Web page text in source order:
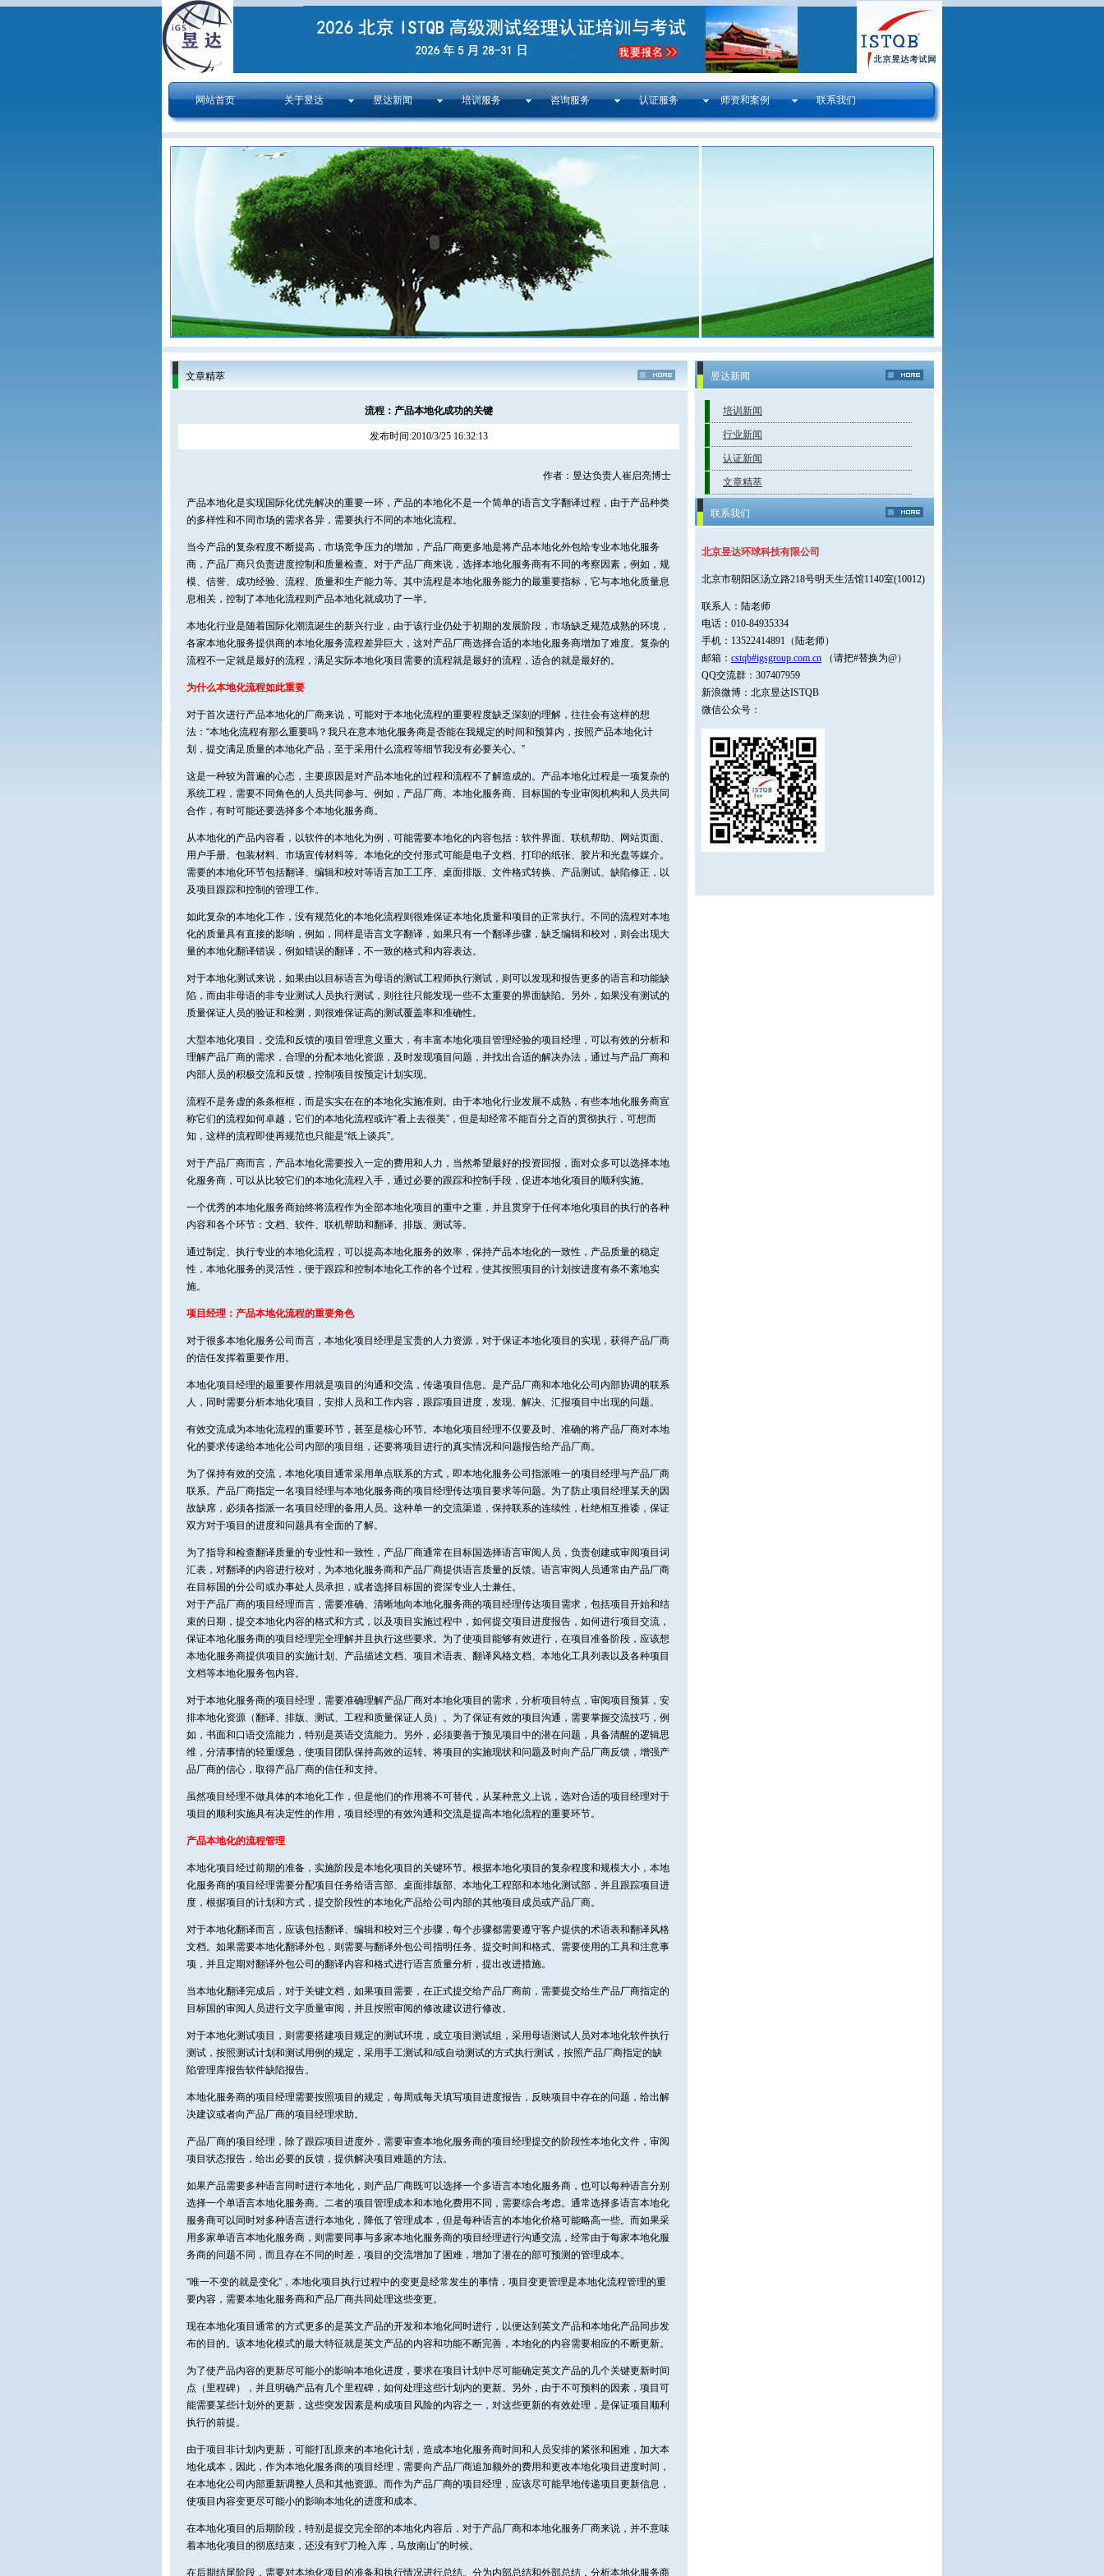
网站首页 关于昱达 昱达新闻 培训服务 咨询服务 认证服务 师资和案例 联系我们
文章精萃
流程：产品本地化成功的关键
发布时间:2010/3/25 16:32:13
作者：昱达负责人崔启亮博士
产品本地化是实现国际化优先解决的重要一环，产品的本地化不是一个简单的语言文字翻译过程，由于产品种类
的多样性和不同市场的需求各异，需要执行不同的本地化流程。
当今产品的复杂程度不断提高，市场竞争压力的增加，产品厂商更多地是将产品本地化外包给专业本地化服务
商，产品厂商只负责进度控制和质量检查。对于产品厂商来说，选择本地化服务商有不同的考察因素，例如，规
模、信誉、成功经验、流程、质量和生产能力等。其中流程是本地化服务能力的最重要指标，它与本地化质量息
息相关，控制了本地化流程则产品本地化就成功了一半。
本地化行业是随着国际化潮流诞生的新兴行业，由于该行业仍处于初期的发展阶段，市场缺乏规范成熟的环境，
各家本地化服务提供商的本地化服务流程差异巨大，这对产品厂商选择合适的本地化服务商增加了难度。复杂的
流程不一定就是最好的流程，满足实际本地化项目需要的流程就是最好的流程，适合的就是最好的。
为什么本地化流程如此重要
对于首次进行产品本地化的厂商来说，可能对于本地化流程的重要程度缺乏深刻的理解，往往会有这样的想
法：“本地化流程有那么重要吗？我只在意本地化服务商是否能在我规定的时间和预算内，按照产品本地化计
划，提交满足质量的本地化产品，至于采用什么流程等细节我没有必要关心。”
这是一种较为普遍的心态，主要原因是对产品本地化的过程和流程不了解造成的。产品本地化过程是一项复杂的
系统工程，需要不同角色的人员共同参与。例如，产品厂商、本地化服务商、目标国的专业审阅机构和人员共同
合作，有时可能还要选择多个本地化服务商。
从本地化的产品内容看，以软件的本地化为例，可能需要本地化的内容包括：软件界面、联机帮助、网站页面、
用户手册、包装材料、市场宣传材料等。本地化的交付形式可能是电子文档、打印的纸张、胶片和光盘等媒介。
需要的本地化环节包括翻译、编辑和校对等语言加工工序、桌面排版、文件格式转换、产品测试、缺陷修正，以
及项目跟踪和控制的管理工作。
如此复杂的本地化工作，没有规范化的本地化流程则很难保证本地化质量和项目的正常执行。不同的流程对本地
化的质量具有直接的影响，例如，同样是语言文字翻译，如果只有一个翻译步骤，缺乏编辑和校对，则会出现大
量的本地化翻译错误，例如错误的翻译，不一致的格式和内容表达。
对于本地化测试来说，如果由以目标语言为母语的测试工程师执行测试，则可以发现和报告更多的语言和功能缺
陷，而由非母语的非专业测试人员执行测试，则往往只能发现一些不太重要的界面缺陷。另外，如果没有测试的
质量保证人员的验证和检测，则很难保证高的测试覆盖率和准确性。
大型本地化项目，交流和反馈的项目管理意义重大，有丰富本地化项目管理经验的项目经理，可以有效的分析和
理解产品厂商的需求，合理的分配本地化资源，及时发现项目问题，并找出合适的解决办法，通过与产品厂商和
内部人员的积极交流和反馈，控制项目按预定计划实现。
流程不是务虚的条条框框，而是实实在在的本地化实施准则。由于本地化行业发展不成熟，有些本地化服务商宣
称它们的流程如何卓越，它们的本地化流程或许“看上去很美”，但是却经常不能百分之百的贯彻执行，可想而
知，这样的流程即使再规范也只能是“纸上谈兵”。
对于产品厂商而言，产品本地化需要投入一定的费用和人力，当然希望最好的投资回报，面对众多可以选择本地
化服务商，可以从比较它们的本地化流程入手，通过必要的跟踪和控制手段，促进本地化项目的顺利实施。
一个优秀的本地化服务商始终将流程作为全部本地化项目的重中之重，并且贯穿于任何本地化项目的执行的各种
内容和各个环节：文档、软件、联机帮助和翻译、排版、测试等。
通过制定、执行专业的本地化流程，可以提高本地化服务的效率，保持产品本地化的一致性，产品质量的稳定
性，本地化服务的灵活性，便于跟踪和控制本地化工作的各个过程，使其按照项目的计划按进度有条不紊地实
施。
项目经理：产品本地化流程的重要角色
对于很多本地化服务公司而言，本地化项目经理是宝贵的人力资源，对于保证本地化项目的实现，获得产品厂商
的信任发挥着重要作用。
本地化项目经理的最重要作用就是项目的沟通和交流，传递项目信息。是产品厂商和本地化公司内部协调的联系
人，同时需要分析本地化项目，安排人员和工作内容，跟踪项目进度，发现、解决、汇报项目中出现的问题。
有效交流成为本地化流程的重要环节，甚至是核心环节。本地化项目经理不仅要及时、准确的将产品厂商对本地
化的要求传递给本地化公司内部的项目组，还要将项目进行的真实情况和问题报告给产品厂商。
为了保持有效的交流，本地化项目通常采用单点联系的方式，即本地化服务公司指派唯一的项目经理与产品厂商
联系。产品厂商指定一名项目经理与本地化服务商的项目经理传达项目要求等问题。为了防止项目经理某天的因
故缺席，必须各指派一名项目经理的备用人员。这种单一的交流渠道，保持联系的连续性，杜绝相互推诿，保证
双方对于项目的进度和问题具有全面的了解。
为了指导和检查翻译质量的专业性和一致性，产品厂商通常在目标国选择语言审阅人员，负责创建或审阅项目词
汇表，对翻译的内容进行校对，为本地化服务商和产品厂商提供语言质量的反馈。语言审阅人员通常由产品厂商
在目标国的分公司或办事处人员承担，或者选择目标国的资深专业人士兼任。
对于产品厂商的项目经理而言，需要准确、清晰地向本地化服务商的项目经理传达项目需求，包括项目开始和结
束的日期，提交本地化内容的格式和方式，以及项目实施过程中，如何提交项目进度报告，如何进行项目交流，
保证本地化服务商的项目经理完全理解并且执行这些要求。为了使项目能够有效进行，在项目准备阶段，应该想
本地化服务商提供项目的实施计划、产品描述文档、项目术语表、翻译风格文档、本地化工具列表以及各种项目
文档等本地化服务包内容。
对于本地化服务商的项目经理，需要准确理解产品厂商对本地化项目的需求，分析项目特点，审阅项目预算，安
排本地化资源（翻译、排版、测试、工程和质量保证人员）。为了保证有效的项目沟通，需要掌握交流技巧，例
如，书面和口语交流能力，特别是英语交流能力。另外，必须要善于预见项目中的潜在问题，具备清醒的逻辑思
维，分清事情的轻重缓急，使项目团队保持高效的运转。将项目的实施现状和问题及时向产品厂商反馈，增强产
品厂商的信心，取得产品厂商的信任和支持。
虽然项目经理不做具体的本地化工作，但是他们的作用将不可替代，从某种意义上说，选对合适的项目经理对于
项目的顺利实施具有决定性的作用，项目经理的有效沟通和交流是提高本地化流程的重要环节。
产品本地化的流程管理
本地化项目经过前期的准备，实施阶段是本地化项目的关键环节。根据本地化项目的复杂程度和规模大小，本地
化服务商的项目经理需要分配项目任务给语言部、桌面排版部、本地化工程部和本地化测试部，并且跟踪项目进
度，根据项目的计划和方式，提交阶段性的本地化产品给公司内部的其他项目成员或产品厂商。
对于本地化翻译而言，应该包括翻译、编辑和校对三个步骤，每个步骤都需要遵守客户提供的术语表和翻译风格
文档。如果需要本地化翻译外包，则需要与翻译外包公司指明任务、提交时间和格式、需要使用的工具和注意事
项，并且定期对翻译外包公司的翻译内容和格式进行语言质量分析，提出改进措施。
当本地化翻译完成后，对于关键文档，如果项目需要，在正式提交给产品厂商前，需要提交给生产品厂商指定的
目标国的审阅人员进行文字质量审阅，并且按照审阅的修改建议进行修改。
对于本地化测试项目，则需要搭建项目规定的测试环境，成立项目测试组，采用母语测试人员对本地化软件执行
测试，按照测试计划和测试用例的规定，采用手工测试和/或自动测试的方式执行测试，按照产品厂商指定的缺
陷管理库报告软件缺陷报告。
本地化服务商的项目经理需要按照项目的规定，每周或每天填写项目进度报告，反映项目中存在的问题，给出解
决建议或者向产品厂商的项目经理求助。
产品厂商的项目经理，除了跟踪项目进度外，需要审查本地化服务商的项目经理提交的阶段性本地化文件，审阅
项目状态报告，给出必要的反馈，提供解决项目难题的方法。
如果产品需要多种语言同时进行本地化，则产品厂商既可以选择一个多语言本地化服务商，也可以每种语言分别
选择一个单语言本地化服务商。二者的项目管理成本和本地化费用不同，需要综合考虑。通常选择多语言本地化
服务商可以同时对多种语言进行本地化，降低了管理成本，但是每种语言的本地化价格可能略高一些。而如果采
用多家单语言本地化服务商，则需要同事与多家本地化服务商的项目经理进行沟通交流，经常由于每家本地化服
务商的问题不同，而且存在不同的时差，项目的交流增加了困难，增加了潜在的部可预测的管理成本。
“唯一不变的就是变化”，本地化项目执行过程中的变更是经常发生的事情，项目变更管理是本地化流程管理的重
要内容，需要本地化服务商和产品厂商共同处理这些变更。
现在本地化项目通常的方式更多的是英文产品的开发和本地化同时进行，以便达到英文产品和本地化产品同步发
布的目的。该本地化模式的最大特征就是英文产品的内容和功能不断完善，本地化的内容需要相应的不断更新。
为了使产品内容的更新尽可能小的影响本地化进度，要求在项目计划中尽可能确定英文产品的几个关键更新时间
点（里程碑），并且明确产品有几个里程碑，如何处理这些计划内的更新。另外，由于不可预料的因素，项目可
能需要某些计划外的更新，这些突发因素是构成项目风险的内容之一，对这些更新的有效处理，是保证项目顺利
执行的前提。
由于项目非计划内更新，可能打乱原来的本地化计划，造成本地化服务商时间和人员安排的紧张和困难，加大本
地化成本，因此，作为本地化服务商的项目经理，需要向产品厂商追加额外的费用和更改本地化项目进度时间，
在本地化公司内部重新调整人员和其他资源。而作为产品厂商的项目经理，应该尽可能早地传递项目更新信息，
使项目内容变更尽可能小的影响本地化的进度和成本。
在本地化项目的后期阶段，特别是提交完全部的本地化内容后，对于产品厂商和本地化服务厂商来说，并不意味
着本地化项目的彻底结束，还没有到“刀枪入库，马放南山”的时候。
在后期结尾阶段，需要对本地化项目的准备和执行情况进行总结。分为内部总结和外部总结，分析本地化服务商
昱达新闻
培训新闻
行业新闻
认证新闻
文章精萃
联系我们
北京昱达环球科技有限公司
北京市朝阳区汤立路218号明天生活馆1140室(10012)
联系人：陆老师
电话：010-84935334
手机：13522414891（陆老师）
邮箱： cstqb#igsgroup.com.cn （请把#替换为@）
QQ交流群：307407959
新浪微博：北京昱达ISTQB
微信公众号：